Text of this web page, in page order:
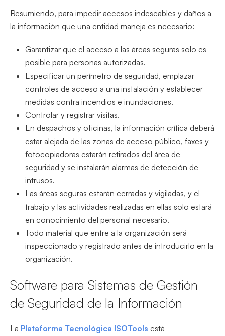
Resumiendo, para impedir accesos indeseables y daños a
la información que una entidad maneja es necesario:
Garantizar que el acceso a las áreas seguras solo es
posible para personas autorizadas.
Especificar un perímetro de seguridad, emplazar
controles de acceso a una instalación y establecer
medidas contra incendios e inundaciones.
Controlar y registrar visitas.
En despachos y oficinas, la información crítica deberá
estar alejada de las zonas de acceso público, faxes y
fotocopiadoras estarán retirados del área de
seguridad y se instalarán alarmas de detección de
intrusos.
Las áreas seguras estarán cerradas y vigiladas, y el
trabajo y las actividades realizadas en ellas solo estará
en conocimiento del personal necesario.
Todo material que entre a la organización será
inspeccionado y registrado antes de introducirlo en la
organización.
Software para Sistemas de Gestión
de Seguridad de la Información
La Plataforma Tecnológica ISOTools está